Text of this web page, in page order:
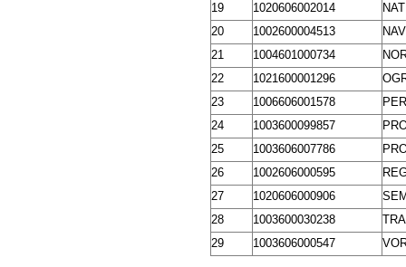
19
1020606002014
20
1002600004513
21
1004601000734
22
1021600001296
23
1006606001578
24
1003600099857
25
1003606007786
26
1002606000595
27
1020606000906
28
1003600030238
29
1003606000547